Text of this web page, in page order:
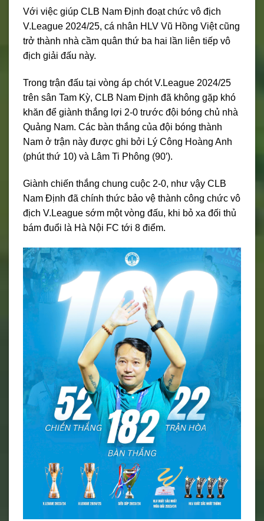
Với việc giúp CLB Nam Định đoạt chức vô địch
V.League 2024/25, cá nhân HLV Vũ Hồng Việt cũng
trở thành nhà cầm quân thứ ba hai lần liên tiếp vô
địch giải đấu này.
Trong trận đấu tại vòng áp chót V.League 2024/25
trên sân Tam Kỳ, CLB Nam Định đã không gặp khó
khăn để giành thắng lợi 2-0 trước đội bóng chủ nhà
Quảng Nam. Các bàn thắng của đội bóng thành
Nam ở trận này được ghi bởi Lý Công Hoàng Anh
(phút thứ 10) và Lâm Ti Phông (90′).
Giành chiến thắng chung cuộc 2-0, như vậy CLB
Nam Định đã chính thức bảo vệ thành công chức vô
địch V.League sớm một vòng đấu, khi bỏ xa đối thủ
bám đuổi là Hà Nội FC tới 8 điểm.